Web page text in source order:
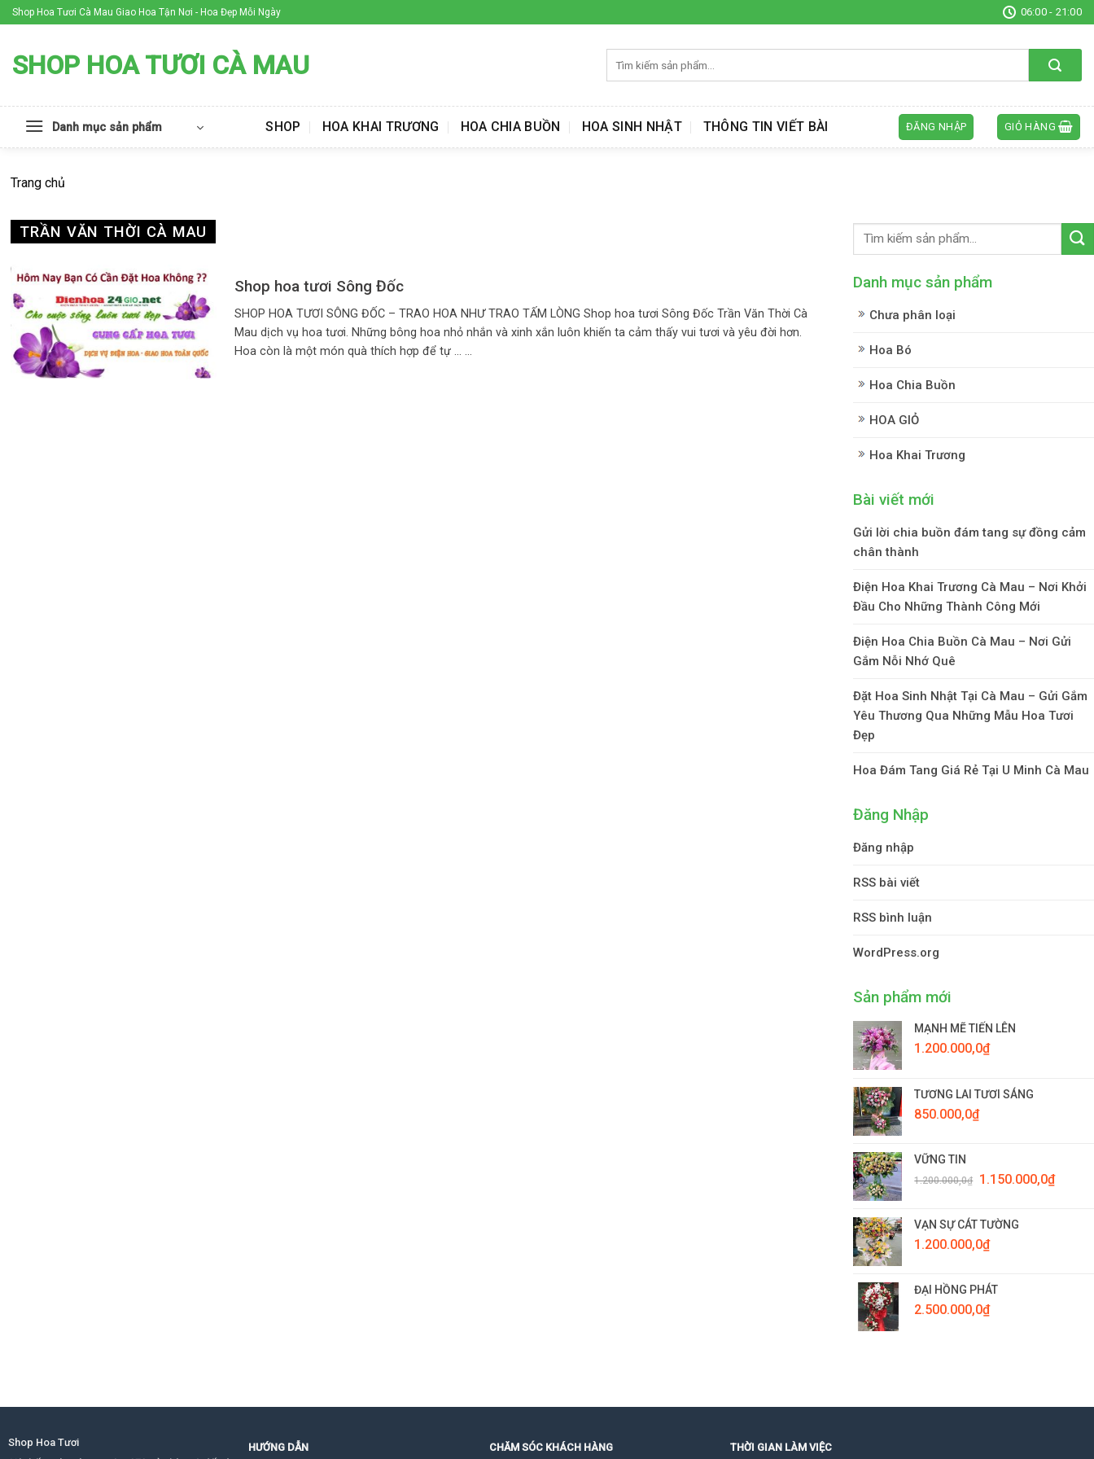
Skip
to
Shop Hoa Tươi Cà Mau Giao Hoa Tận Nơi - Hoa Đẹp Mỗi Ngày 06:00 - 21:00
SHOP HOA TƯƠI CÀ MAU
kiếm:
Danh mục sản phẩm SHOP HOA KHAI TRƯƠNG HOA CHIA BUỒN HOA SINH NHẬT THÔNG TIN VIẾT BÀI ĐĂNG NHẬP GIỎ HÀNG
Trang chủ
TRẦN VĂN THỜI CÀ MAU
Shop hoa tươi Sông Đốc
SHOP HOA TƯƠI SÔNG ĐỐC – TRAO HOA NHƯ TRAO TẤM LÒNG Shop hoa tươi Sông Đốc Trần Văn Thời Cà
Mau dịch vụ hoa tươi. Những bông hoa nhỏ nhắn và xinh xắn luôn khiến ta cảm thấy vui tươi và yêu đời hơn.
Hoa còn là một món quà thích hợp để tự ... ...
Danh mục sản phẩm
Chưa phân loại
Hoa Bó
Hoa Chia Buồn
HOA GIỎ
Hoa Khai Trương
Bài viết mới
Gửi lời chia buồn đám tang sự đồng cảm
chân thành
Điện Hoa Khai Trương Cà Mau – Nơi Khởi
Đầu Cho Những Thành Công Mới
Điện Hoa Chia Buồn Cà Mau – Nơi Gửi
Gắm Nỗi Nhớ Quê
Đặt Hoa Sinh Nhật Tại Cà Mau – Gửi Gắm
Yêu Thương Qua Những Mẫu Hoa Tươi
Đẹp
Hoa Đám Tang Giá Rẻ Tại U Minh Cà Mau
Đăng Nhập
Đăng nhập
RSS bài viết
RSS bình luận
WordPress.org
Sản phẩm mới
MẠNH MẼ TIẾN LÊN
1.200.000,0₫
TƯƠNG LAI TƯƠI SÁNG
850.000,0₫
VỮNG TIN
1.200.000,0₫
Giá
1.200.000,0₫.
1.150.000,0₫Giá
VẠN SỰ CÁT TƯỜNG
1.200.000,0₫
ĐẠI HỒNG PHÁT
2.500.000,0₫
Shop Hoa Tươi
HƯỚNG DẪN CHĂM SÓC KHÁCH HÀNG THỜI GIAN LÀM VIỆC